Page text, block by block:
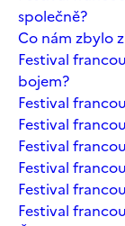
společně?
Co nám zbylo
Festival
bojem?
Festival
Festival
Festival
Festival
Festival
Festival